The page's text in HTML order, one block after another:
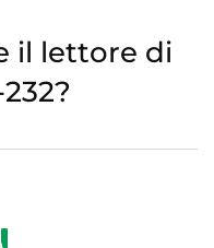
il lettore di